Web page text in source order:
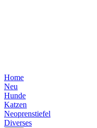
Home
Neu
Hunde
Katzen
Neoprenstiefel
Diverses